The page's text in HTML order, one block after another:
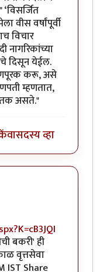
वीस वर्षांपूर्वी
विचार
नागरिकांच्या
दिसून येईल.
करू, असे
म्हणतात,
असते."
सदस्य व्हा
बकरी' ही
वृत्तसेवा
IST Share